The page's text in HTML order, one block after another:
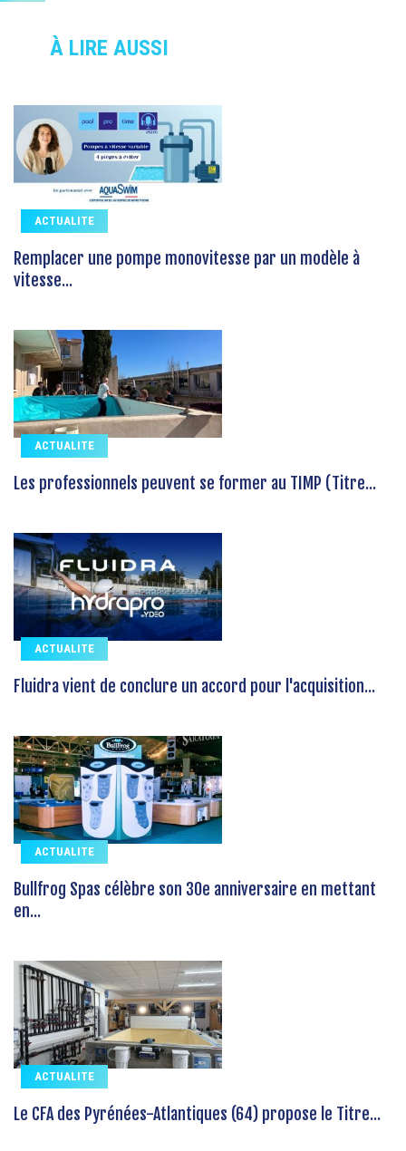
À LIRE AUSSI
ACTUALITE
Remplacer une pompe monovitesse par un modèle à
vitesse...
ACTUALITE
Les professionnels peuvent se former au TIMP (Titre...
ACTUALITE
Fluidra vient de conclure un accord pour l'acquisition...
ACTUALITE
Bullfrog Spas célèbre son 30e anniversaire en mettant
en...
ACTUALITE
Le CFA des Pyrénées-Atlantiques (64) propose le Titre...